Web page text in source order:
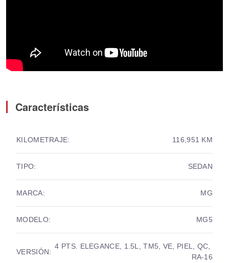
Características
KILOMETRAJE: 116,951 KM
TIPO: SEDAN
MARCA: MG
MODELO: MG5
VERSIÓN:
4 PTS. ELEGANCE, 1.5L, TM5, VE, PIEL, QC,
RA-16